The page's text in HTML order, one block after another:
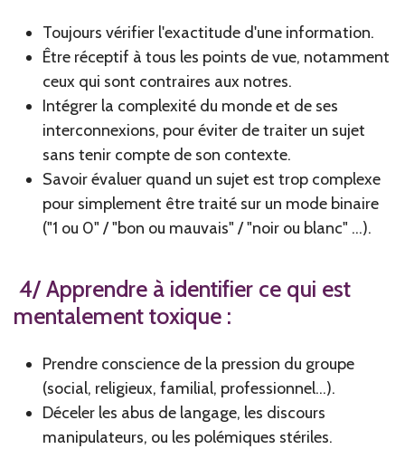
Toujours vérifier l'exactitude d'une information.
Être réceptif à tous les points de vue, notamment
ceux qui sont contraires aux notres.
Intégrer la complexité du monde et de ses
interconnexions, pour éviter de traiter un sujet
sans tenir compte de son contexte.
Savoir évaluer quand un sujet est trop complexe
pour simplement être traité sur un mode binaire
("1 ou 0" / "bon ou mauvais" / "noir ou blanc" ...).
4/ Apprendre à identifier ce qui est
mentalement toxique :
Prendre conscience de la pression du groupe
(social, religieux, familial, professionnel...).
Déceler les abus de langage, les discours
manipulateurs, ou les polémiques stériles.